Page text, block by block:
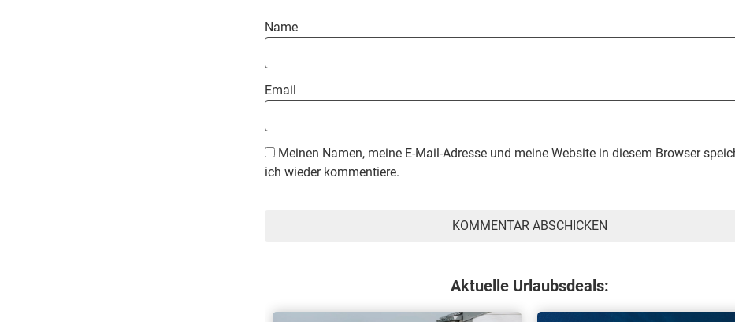
Name
Email
Meinen Namen, meine E-Mail-Adresse und meine Website in diesem Browser
ich wieder kommentiere.
Aktuelle Urlaubsdeals: